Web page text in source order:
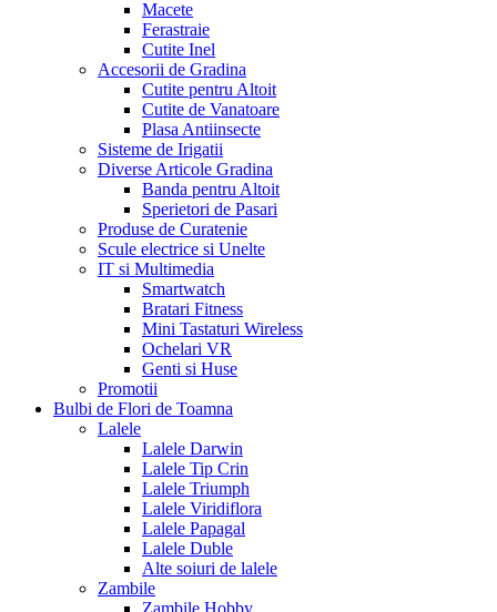
Macete
Ferastraie
Cutite Inel
Accesorii de Gradina
Cutite pentru Altoit
Cutite de Vanatoare
Plasa Antiinsecte
Sisteme de Irigatii
Diverse Articole Gradina
Banda pentru Altoit
Sperietori de Pasari
Produse de Curatenie
Scule electrice si Unelte
IT si Multimedia
Smartwatch
Bratari Fitness
Mini Tastaturi Wireless
Ochelari VR
Genti si Huse
Promotii
Bulbi de Flori de Toamna
Lalele
Lalele Darwin
Lalele Tip Crin
Lalele Triumph
Lalele Viridiflora
Lalele Papagal
Lalele Duble
Alte soiuri de lalele
Zambile
Zambile Hobby